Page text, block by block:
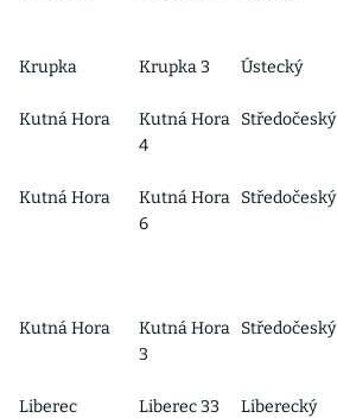
Krupka
Krupka 3 Ústecký
Kutná Hora
Kutná Hora
4
Středočeský
Kutná Hora
Kutná Hora
6
Středočeský
Kutná Hora
Kutná Hora
3
Středočeský
Liberec
Liberec 33 Liberecký